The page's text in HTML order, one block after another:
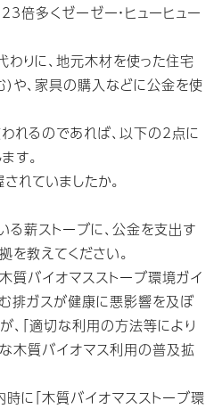
倍多くゼーゼー・ヒューヒュー
わりに、地元木材を使った住宅
や、家具の購入などに公金を使
れるのであれば、以下の2点に
す。
れていましたか。
薪ストーブに、公金を支出す
を教えてください。
質バイオマスストーブ環境ガイ
む排ガスが健康に悪影響を及ぼ
、「適切な利用の方法等により
木質バイオマス利用の普及拡
に「木質バイオマスストーブ環